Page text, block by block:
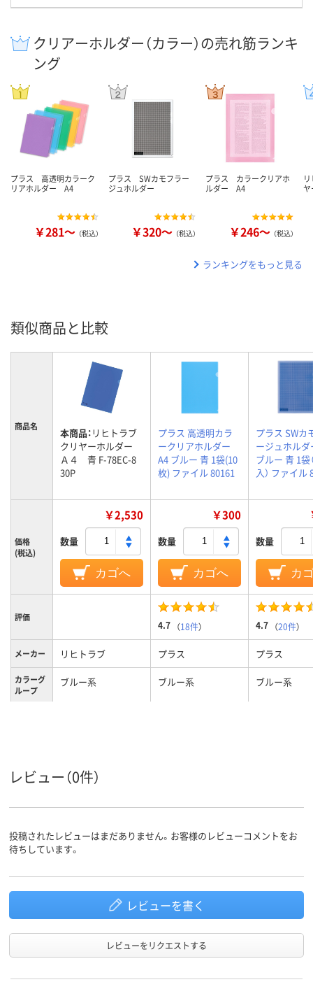
クリアーホルダー（カラー）の売れ筋ランキ
ング
プラス 高透明カラーク
リアホルダー A4
￥281～ （税込）
プラス SWカモフラー
ジュホルダー
￥320～ （税込）
プラス カラークリアホ
ルダー A4
￥246～ （税込）
ヤ
ランキングをもっと見る
類似商品と比較
商品名 本商品： リヒトラブ
クリヤーホルダー
Ａ４ 青 F-78EC-8
30P
プラス 高透明カラ
ークリアホルダー
A4 ブルー 青 1袋(10
枚) ファイル 80161
プラス SWカ
ージュホルダ
ブルー 青 1袋
入） ファイル
価格
(税込)
￥2,530
数量
カゴへ
￥300
数量
カゴへ
数量
カ
評価
4.7 （18件） 4.7 （20件）
メーカー リヒトラブ プラス プラス
カラーグ
ループ
ブルー系 ブルー系 ブルー系
向き タテ
材質
ポリプロピレン（生
地厚0.2mm）
PP
レビュー（0件）
投稿されたレビューはまだありません。お客様のレビューコメントをお
待ちしています。
レビューを書く
レビューをリクエストする